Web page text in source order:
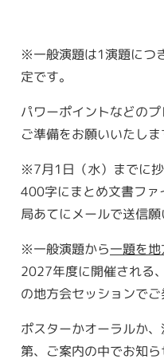
※一般演題は1演題につ
定です。
パワーポイントなどの
ご準備をお願いいたしま
※7月1日（水）までに抄
400字にまとめ文書ファ
局あてにメールで送信願
※一般演題から一題を
2027年度に開催される
の地方会セッションでご
ポスターかオーラルか
第、ご案内の中でお知ら